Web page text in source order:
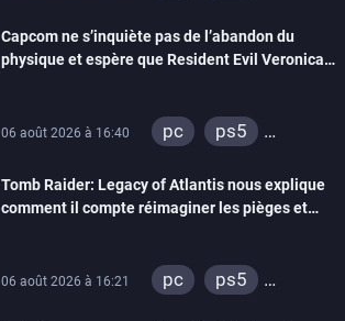
switch 2
Capcom ne s’inquiète pas de l’abandon du
physique et espère que Resident Evil Veronica
06 août 2026 à 16:40 pc
ps5
switch 2
Tomb Raider: Legacy of Atlantis nous explique
comment il compte réimaginer les pièges et
06 août 2026 à 16:21 pc
ps5